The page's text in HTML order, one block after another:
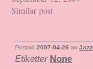
Similar post
Postad 2007-04-26 av
Etiketter None